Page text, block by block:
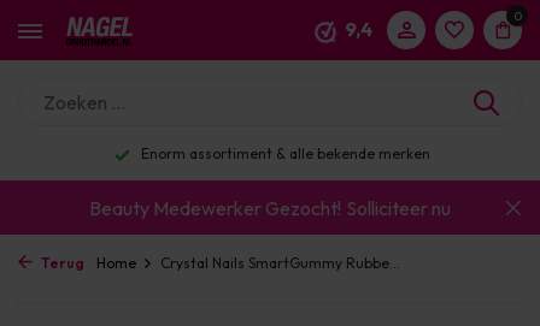
9,4
0
Enorm assortiment & alle bekende merken
Beauty Medewerker Gezocht! Solliciteer nu
Terug Home Crystal Nails SmartGummy Rubbe...